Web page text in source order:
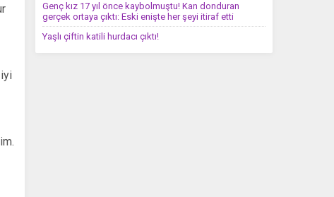
Genç kız 17 yıl önce kaybolmuştu! Kan donduran
gerçek ortaya çıktı: Eski enişte her şeyi itiraf etti
Yaşlı çiftin katili hurdacı çıktı!